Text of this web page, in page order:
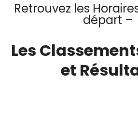
Retrouvez les
départ –
Les
et